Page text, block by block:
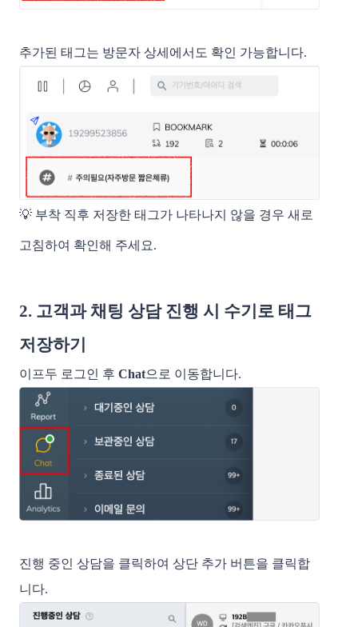
추가된 태그는 방문자 상세에서도 확인 가능합니다.
💡 부착 직후 저장한 태그가 나타나지 않을 경우 새로
고침하여 확인해 주세요.
2. 고객과 채팅 상담 진행 시 수기로 태그
저장하기
이프두 로그인 후 Chat으로 이동합니다.
진행 중인 상담을 클릭하여 상단 추가 버튼을 클릭합
니다.